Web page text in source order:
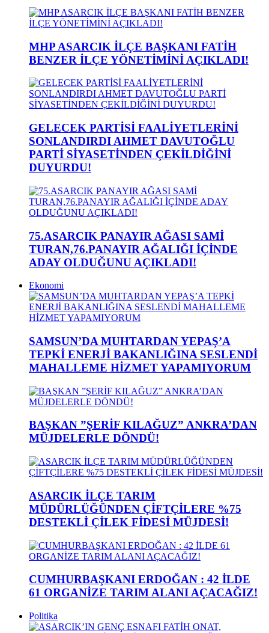
MHP ASARCIK İLÇE BAŞKANI FATİH
BENZER İLÇE YÖNETİMİNİ AÇIKLADI!
GELECEK PARTİSİ FAALİYETLERİNİ
SONLANDIRDI AHMET DAVUTOĞLU
PARTİ SİYASETİNDEN ÇEKİLDİĞİNİ
DUYURDU!
75.ASARCIK PANAYIR AĞASI SAMİ
TURAN,76.PANAYIR AĞALIĞI İÇİNDE
ADAY OLDUĞUNU AÇIKLADI!
Ekonomi
SAMSUN’DA MUHTARDAN YEPAŞ’A
TEPKİ ENERJİ BAKANLIĞINA SESLENDİ
MAHALLEME HİZMET YAPAMIYORUM
BAŞKAN ”ŞERİF KILAĞUZ” ANKRA’DAN
MÜJDELERLE DÖNDÜ!
ASARCIK İLÇE TARIM
MÜDÜRLÜĞÜNDEN ÇİFTÇİLERE %75
DESTEKLİ ÇİLEK FİDESİ MÜJDESİ!
CUMHURBAŞKANI ERDOĞAN : 42 İLDE
61 ORGANİZE TARIM ALANI AÇACAĞIZ!
Politika